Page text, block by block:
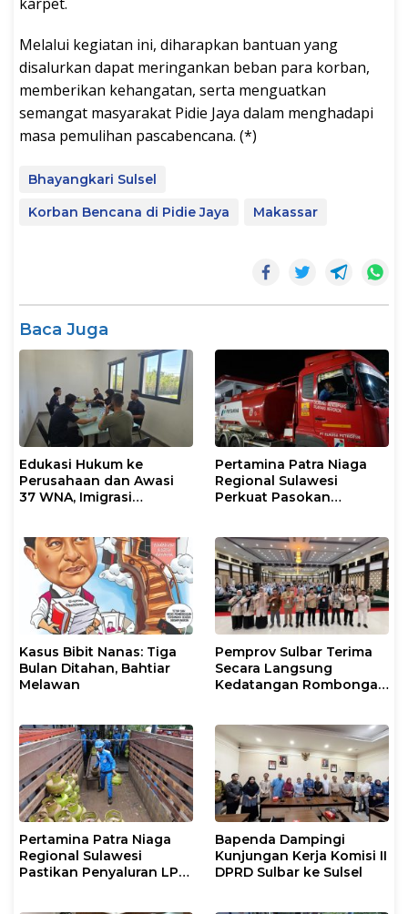
Melalui kegiatan ini, diharapkan bantuan yang
disalurkan dapat meringankan beban para korban,
memberikan kehangatan, serta menguatkan
semangat masyarakat Pidie Jaya dalam menghadapi
masa pemulihan pascabencana. (*)
Bhayangkari Sulsel
Korban Bencana di Pidie Jaya
Makassar
Baca Juga
Edukasi Hukum ke
Perusahaan dan Awasi
37 WNA, Imigrasi
Pangkep
Pertamina Patra Niaga
Regional Sulawesi
Perkuat Pasokan
Kasus Bibit Nanas: Tiga
Bulan Ditahan, Bahtiar
Melawan
Pemprov Sulbar Terima
Secara Langsung
Kedatangan Rombongan
Pertamina Patra Niaga
Regional Sulawesi
Pastikan Penyaluran LPG
Bapenda Dampingi
Kunjungan Kerja Komisi II
DPRD Sulbar ke Sulsel